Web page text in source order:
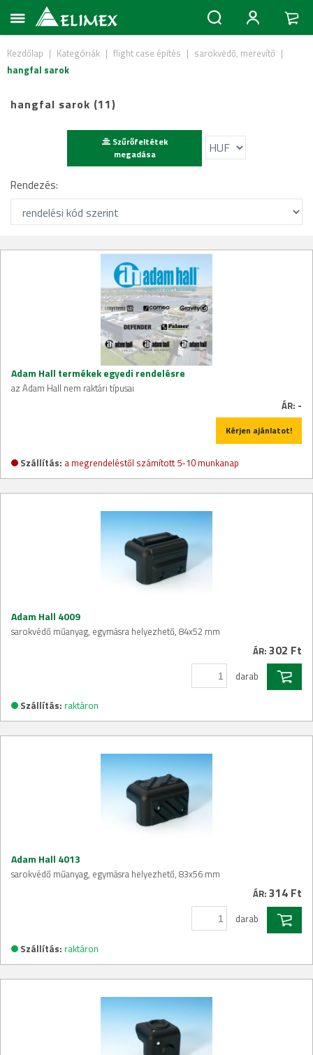
Kezdőlap | Kategóriák | flight case építés | sarokvédő, merevítő |
hangfal sarok
hangfal sarok (11)
Szűrőfeltétek
megadása
Rendezés:
Adam Hall termékek egyedi rendelésre
az Adam Hall nem raktári típusai
ÁR: -
Kérjen ajánlatot!
Szállítás: a megrendeléstől számított 5-10 munkanap
Adam Hall 4009
sarokvédő műanyag, egymásra helyezhető, 84x52 mm
ÁR: 302 Ft
darab
Szállítás: raktáron
Adam Hall 4013
sarokvédő műanyag, egymásra helyezhető, 83x56 mm
ÁR: 314 Ft
darab
Szállítás: raktáron